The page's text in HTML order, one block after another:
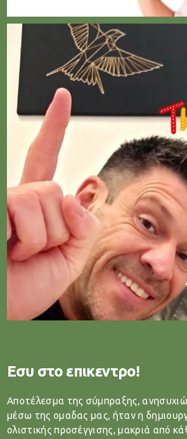
Εσυ στο επικεντρο!
Αποτέλεσμα της σύμπραξης,
μέσω της ομαδας μας, ήταν η
ολιστικής προσέγγισης, μακριά από